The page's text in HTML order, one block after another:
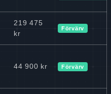
219 475
kr
Förvärv
44 900 kr Förvärv